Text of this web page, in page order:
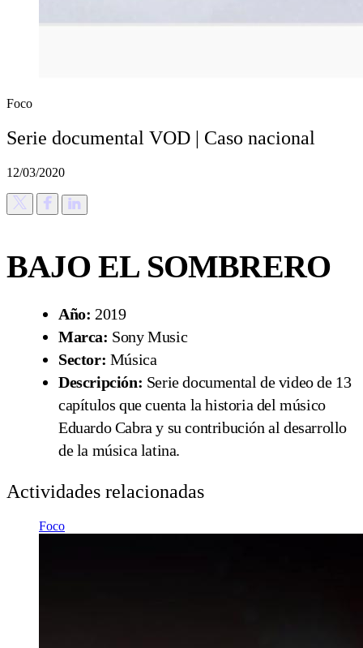
Foco
Serie documental VOD | Caso nacional
12/03/2020
BAJO EL SOMBRERO
Año: 2019
Marca: Sony Music
Sector: Música
Descripción: Serie documental de video de 13
capítulos que cuenta la historia del músico
Eduardo Cabra y su contribución al desarrollo
de la música latina.
Actividades relacionadas
Foco